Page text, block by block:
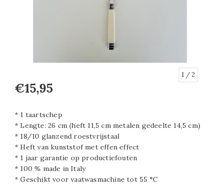
1 / 2
€15,95
* 1 taartschep
* Lengte: 26 cm (heft 11,5 cm metalen gedeelte 14,5 cm)
* 18/10 glanzend roestvrijstaal
* Heft van kunststof met effen effect
* 1 jaar garantie op productiefouten
* 100 % made in Italy
* Geschikt voor vaatwasmachine tot 55 °C